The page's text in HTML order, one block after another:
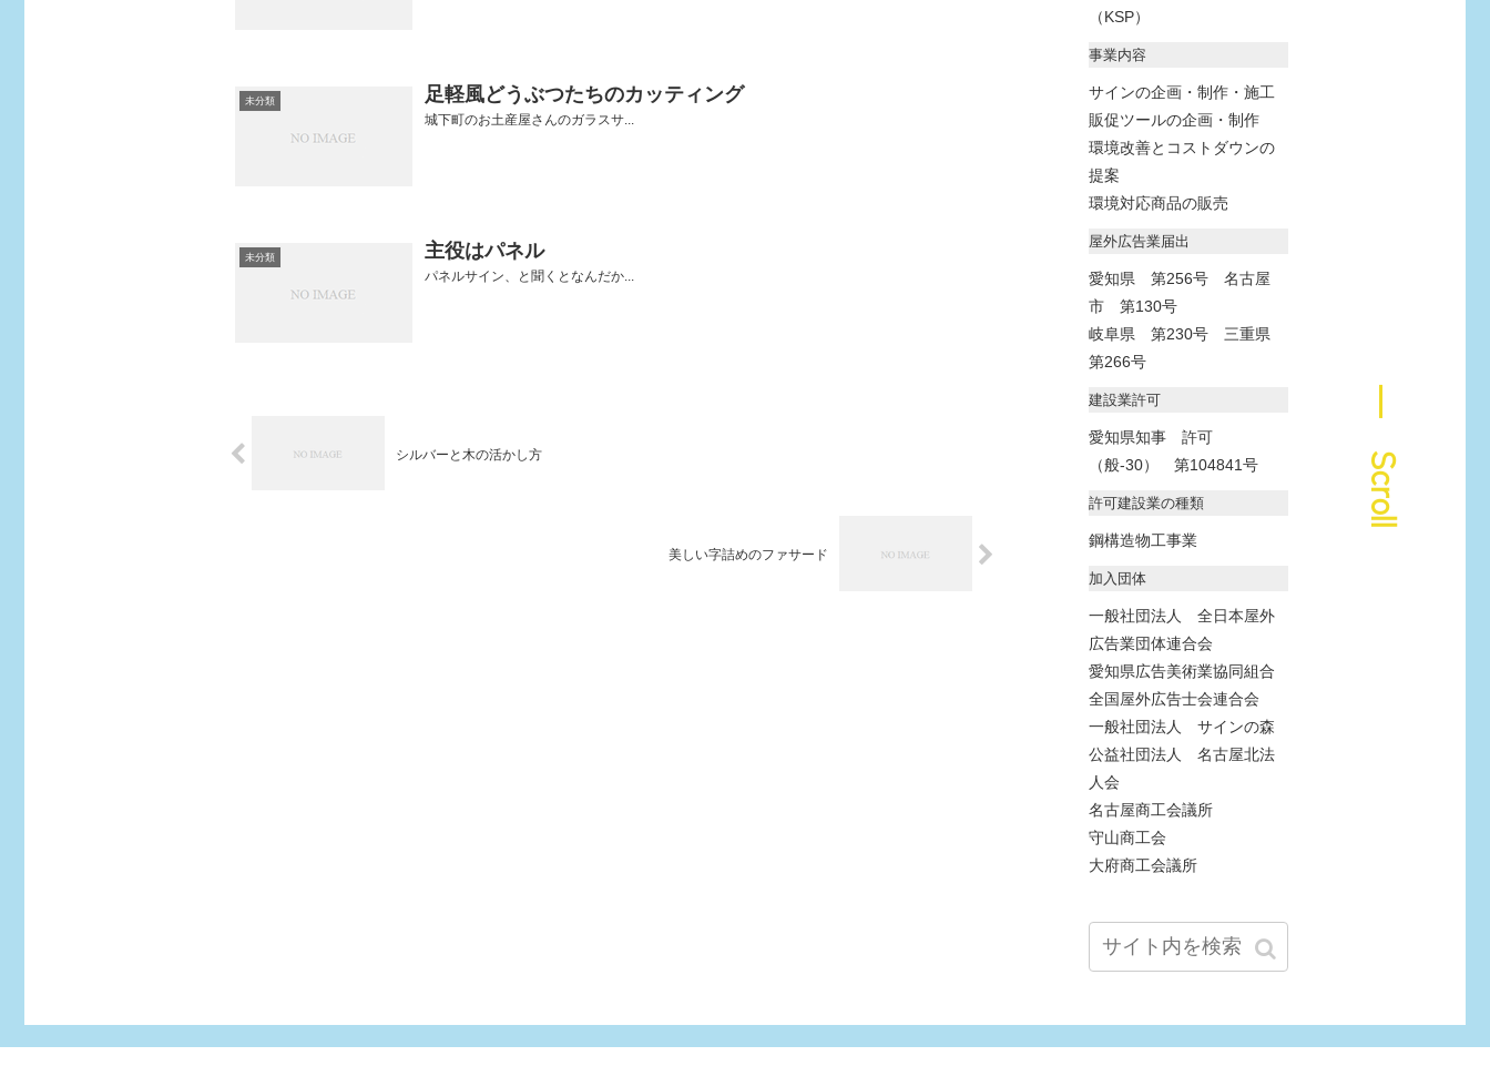
― Scroll
未分類 足軽風どうぶつたちのカッティング
城下町のお土産屋さんのガラスサ...
未分類 主役はパネル
パネルサイン、と聞くとなんだか...
シルバーと木の活かし方
美しい字詰めのファサード
（KSP）
事業内容
サインの企画・制作・施工
販促ツールの企画・制作
環境改善とコストダウンの
提案
環境対応商品の販売
屋外広告業届出
愛知県 第256号 名古屋
市 第130号
岐阜県 第230号 三重県
第266号
建設業許可
愛知県知事 許可
（般-30） 第104841号
許可建設業の種類
鋼構造物工事業
加入団体
一般社団法人 全日本屋外
広告業団体連合会
愛知県広告美術業協同組合
全国屋外広告士会連合会
一般社団法人 サインの森
公益社団法人 名古屋北法
人会
名古屋商工会議所
守山商工会
大府商工会議所